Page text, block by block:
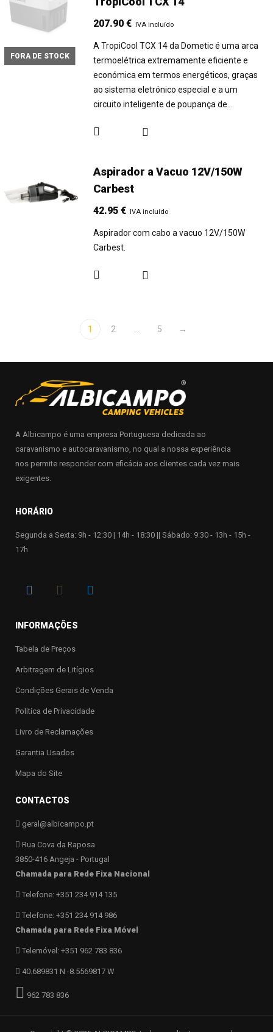
FORA DE STOCK
207.90€ IVA incluído
A TropiCool TCX 14 da Dometic é uma arca
termoelétrica extremamente eficiente e
económica em termos energéticos, graças
ao sistema eletrónico especial e a um
circuito inteligente de poupança de…
Aspirador a Vacuo 12V/150W
Carbest
42.95€ IVA incluído
Aspirador com cabo a vacuo 12V/150W
Carbest.
1 2 5 →
A Albicampo é uma empresa Portuguesa dedicada ao
caravanismo e autocaravanismo, no qual a nossa experiência
nos permite responder com eficácia aos clientes cada vez mais
exigentes.
HORÁRIO
Segunda a Sexta: 9h - 12:30 | 14h - 18:30 || Sábado: 9:30 - 13h - 15h -
17h
INFORMAÇÕES
Tabela de Preços
Arbitragem de Litígios
Condições Gerais de Venda
Politica de Privacidade
Livro de Reclamações
Garantia Usados
Mapa do Site
CONTACTOS
geral@albicampo.pt
Rua Cova da Raposa
3850-416 Angeja - Portugal
Chamada para Rede Fixa Nacional
Telefone: +351 234 914 135
Telefone: +351 234 914 986
Chamada para Rede Fixa Móvel
Telemóvel: +351 962 783 836
40.689831 N -8.5569817 W
962 783 836